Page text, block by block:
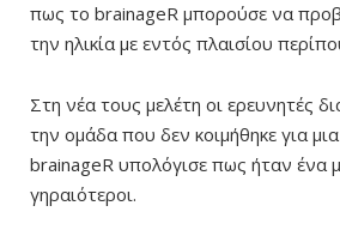
πως το brainageR μπορούσε να
την ηλικία με εντός πλαισίου
Στη νέα τους μελέτη οι ερευνητές
την ομάδα που δεν κοιμήθηκε για
brainageR υπολόγισε πως ήταν ένα
γηραιότεροι.